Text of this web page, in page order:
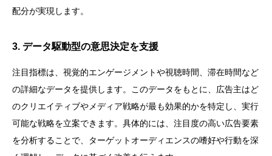
配分が実現します。
3. データ駆動型の意思決定を支援
注目指標は、視覚的エンゲージメントや視聴時間、滞在時間など
の詳細なデータを提供します。このデータをもとに、広告主はど
のクリエイティブやメディア戦略が最も効果的かを特定し、実行
可能な戦略を立案できます。具体的には、注目度の高い広告要素
を分析することで、ターゲットオーディエンスの嗜好や行動を深